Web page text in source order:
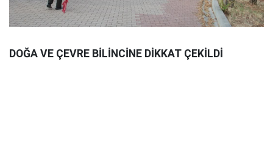
DOĞA VE ÇEVRE BİLİNCİNE DİKKAT ÇEKİLDİ